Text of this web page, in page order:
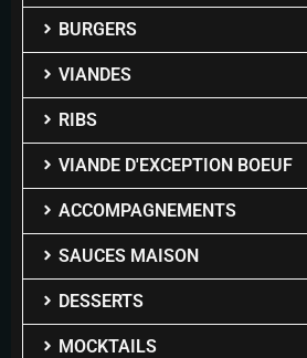
BURGERS
VIANDES
RIBS
VIANDE D'EXCEPTION BOEUF
ACCOMPAGNEMENTS
SAUCES MAISON
DESSERTS
MOCKTAILS